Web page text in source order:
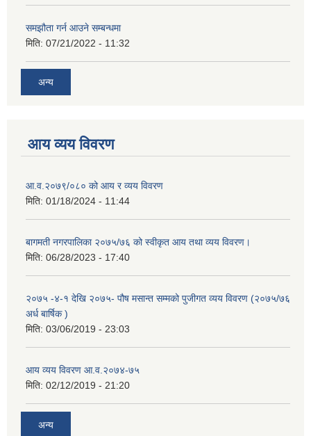
समझौता गर्न आउने सम्बन्धमा
मिति: 07/21/2022 - 11:32
अन्य
आय व्यय विवरण
आ.व.२०७९/०८० को आय र व्यय विवरण
मिति: 01/18/2024 - 11:44
बागमती नगरपालिका २०७५/७६ को स्वीकृत आय तथा व्यय विवरण।
मिति: 06/28/2023 - 17:40
२०७५ -४-१ देखि २०७५- पौष मसान्त सम्मको पुजीगत व्यय विवरण (२०७५/७६
अर्ध बार्षिक )
मिति: 03/06/2019 - 23:03
आय व्यय विवरण आ.व.२०७४-७५
मिति: 02/12/2019 - 21:20
अन्य